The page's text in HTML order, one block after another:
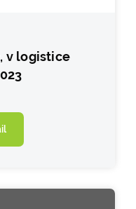
v logistice